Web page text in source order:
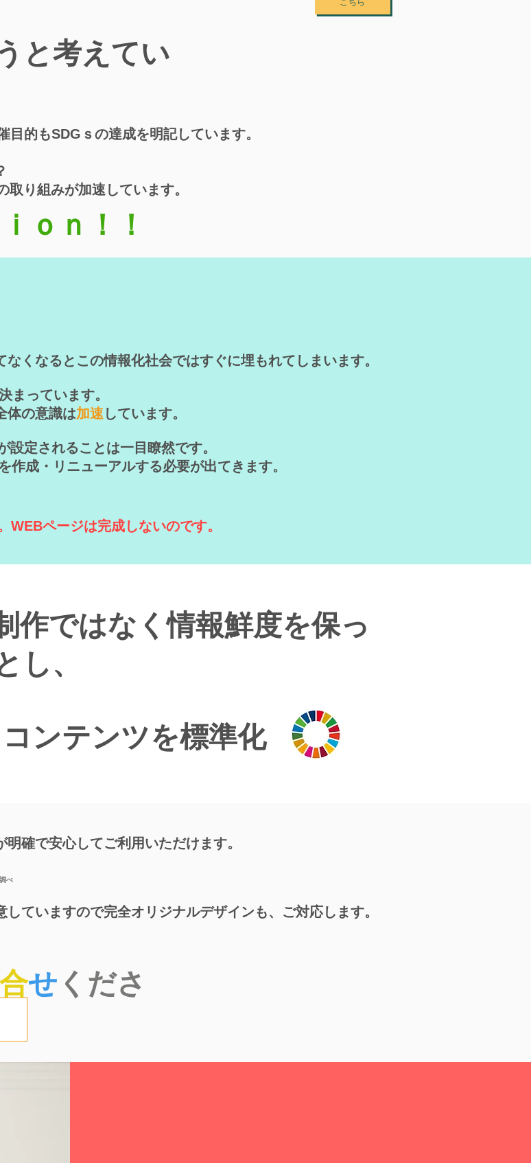
と考えてい
的もSDGｓの達成を明記しています。
り組みが加速しています。
ｏｎ！！
くなるとこの情報化社会ではすぐに埋もれてしまいます。
まっています。
体の意識は加速 しています。
定されることは一目瞭然です。
作成・リニューアルする必要が出てきます。
​WEBページは完成しないのです。
作ではなく情報鮮度を保っ
し、
コンテンツを標準化
確で安心してご利用いただけます。
べ
ていますので完全オリジナルデザインも、ご対応します。
合せ くださ